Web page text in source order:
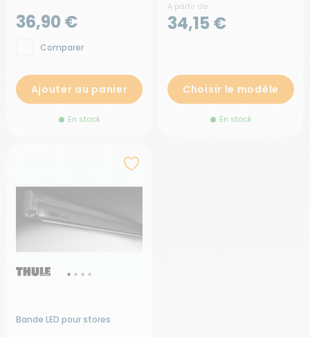
36,90 €
Comparer
Ajouter au panier
En stock
A partir de :
34,15 €
Choisir le modèle
En stock
Bande LED pour stores